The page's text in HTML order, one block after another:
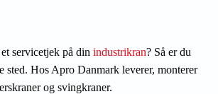
servicetjek på din industrikran? Så er du
sted. Hos Apro Danmark leverer, monterer
og svingkraner.